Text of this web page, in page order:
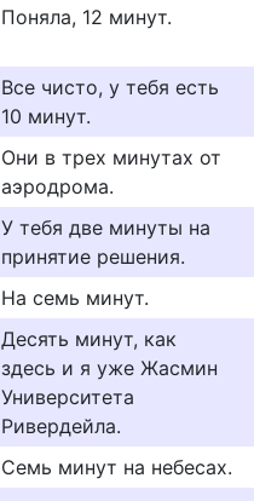
Поняла, 12 минут.
Все чисто, у тебя есть
10 минут.
Они в трех минутах от
аэродрома.
У тебя две минуты на
принятие решения.
На семь минут.
Десять минут, как
здесь и я уже Жасмин
Университета
Ривердейла.
Семь минут на небесах.